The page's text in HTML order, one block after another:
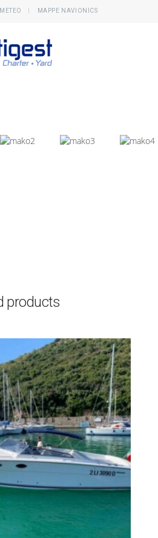
METEO MAPPE NAVIONICS
products